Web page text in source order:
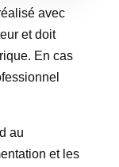
avec
et doit
En cas
au
et les